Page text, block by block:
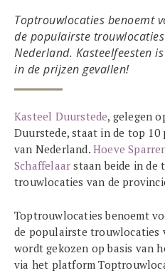
Toptrouwlocaties benoemt
de populairste
Nederland. Kasteelfeesten
in de prijzen gevallen!
Kasteel Duurstede, gelegen
Duurstede, staat in de top
van Nederland. Hoeve
Schaffelaar staan beide in de
trouwlocaties van de
Toptrouwlocaties benoemt
de populairste trouwlocaties
wordt gekozen op basis van
via het platform